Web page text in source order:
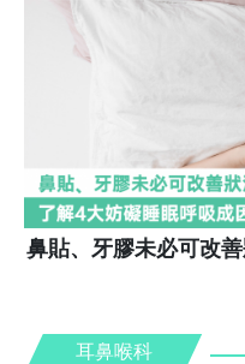
鼻貼、牙膠未必可改
耳鼻喉科